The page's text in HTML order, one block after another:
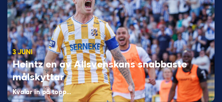
3 JUNI
Heintz en av Allsvenskans snabbaste
målskyttar
Kvalar in på topp…